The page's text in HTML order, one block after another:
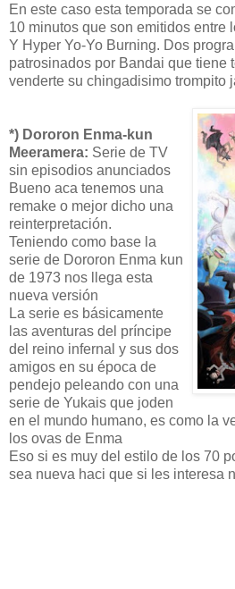
En este caso esta temporada se
10 minutos que son emitidos entre
Y Hyper Yo-Yo Burning. Dos
patrosinados por Bandai que tiene
venderte su chingadisimo trompito
*) Dororon Enma-kun
Meeramera: Serie de TV
sin episodios anunciados
Bueno aca tenemos una
remake o mejor dicho una
reinterpretación.
Teniendo como base la
serie de Dororon Enma kun
de 1973 nos llega esta
nueva versión
La serie es básicamente
las aventuras del príncipe
del reino infernal y sus dos
amigos en su época de
pendejo peleando con una
serie de Yukais que joden
en el mundo humano, es como la
los ovas de Enma
Eso si es muy del estilo de los 70
sea nueva haci que si les interesa